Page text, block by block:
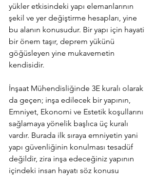
yükler etkisindeki yapı elemanlarının
şekil ve yer değiştirme hesapları, yine
bu alanın konusudur. Bir yapı için hayati
bir önem taşır, deprem yükünü
göğüsleyen yine mukavemetin
kendisidir.
İnşaat Mühendisliğinde 3E kuralı olarak
da geçen; inşa edilecek bir yapının,
Emniyet, Ekonomi ve Estetik koşullarını
sağlamaya yönelik başlıca üç kuralı
vardır. Burada ilk sıraya emniyetin yani
yapı güvenliğinin konulması tesadüf
değildir, zira inşa edeceğiniz yapının
içindeki insan hayatı söz konusu